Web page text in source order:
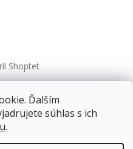
Ďalším
súhlas s ich
.
zásielky v hodnote
Shoptet
. Všetky práva vyhradené.